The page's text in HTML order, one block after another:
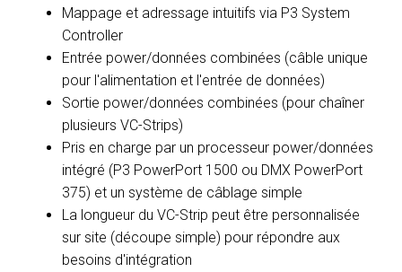
Mappage et adressage intuitifs via P3 System
Controller
Entrée power/données combinées (câble unique
pour l'alimentation et l'entrée de données)
Sortie power/données combinées (pour chaîner
plusieurs VC-Strips)
Pris en charge par un processeur power/données
intégré (P3 PowerPort 1500 ou DMX PowerPort
375) et un système de câblage simple
La longueur du VC-Strip peut être personnalisée
sur site (découpe simple) pour répondre aux
besoins d'intégration